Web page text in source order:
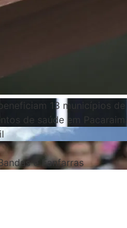
13 municípios de
de saúde em
e Fanfarras